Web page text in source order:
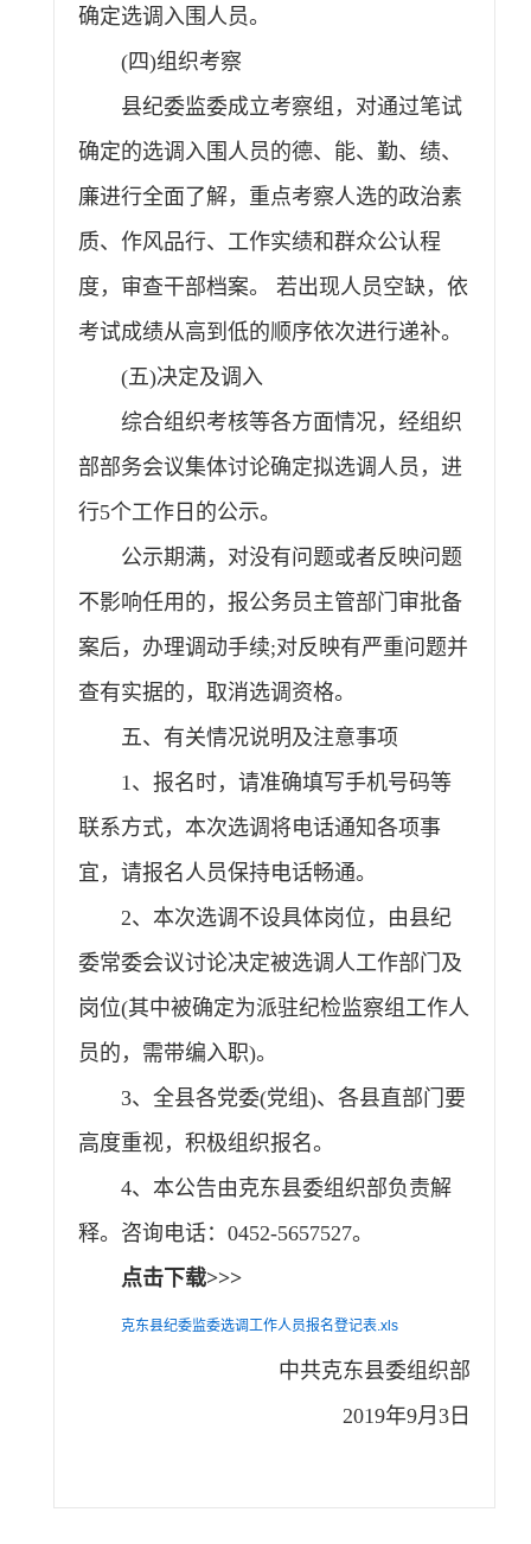
确定选调入围人员。
(四)组织考察
县纪委监委成立考察组，对通过笔试
确定的选调入围人员的德、能、勤、绩、
廉进行全面了解，重点考察人选的政治素
质、作风品行、工作实绩和群众公认程
度，审查干部档案。 若出现人员空缺，依
考试成绩从高到低的顺序依次进行递补。
(五)决定及调入
综合组织考核等各方面情况，经组织
部部务会议集体讨论确定拟选调人员，进
行5个工作日的公示。
公示期满，对没有问题或者反映问题
不影响任用的，报公务员主管部门审批备
案后，办理调动手续;对反映有严重问题并
查有实据的，取消选调资格。
五、有关情况说明及注意事项
1、报名时，请准确填写手机号码等
联系方式，本次选调将电话通知各项事
宜，请报名人员保持电话畅通。
2、本次选调不设具体岗位，由县纪
委常委会议讨论决定被选调人工作部门及
岗位(其中被确定为派驻纪检监察组工作人
员的，需带编入职)。
3、全县各党委(党组)、各县直部门要
高度重视，积极组织报名。
4、本公告由克东县委组织部负责解
释。咨询电话：0452-5657527。
点击下载>>>
克东县纪委监委选调工作人员报名登记表.xls
中共克东县委组织部
2019年9月3日